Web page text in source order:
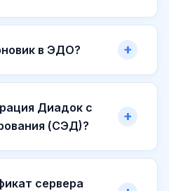
в ЭДО?
Диадок с
(СЭД)?
сервера